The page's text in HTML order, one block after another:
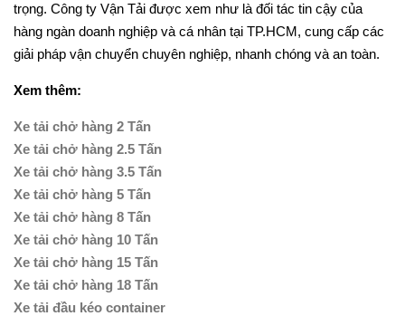
trọng. Công ty Vận Tải được xem như là đối tác tin cậy của
hàng ngàn doanh nghiệp và cá nhân tại TP.HCM, cung cấp các
giải pháp vận chuyển chuyên nghiệp, nhanh chóng và an toàn.
Xem thêm:
Xe tải chở hàng 2 Tấn
Xe tải chở hàng 2.5 Tấn
Xe tải chở hàng 3.5 Tấn
Xe tải chở hàng 5 Tấn
Xe tải chở hàng 8 Tấn
Xe tải chở hàng 10 Tấn
Xe tải chở hàng 15 Tấn
Xe tải chở hàng 18 Tấn
Xe tải đầu kéo container